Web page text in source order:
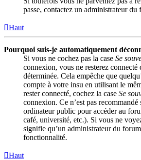
passe, contactez un administrateur du
Haut
Pourquoi suis-je automatiquement
Si vous ne cochez pas la case Se
connexion, vous ne resterez connecté
déterminée. Cela empêche que
compte à votre insu en utilisant le
rester connecté, cochez la case Se
connexion. Ce n’est pas
ordinateur public pour accéder au
café, université, etc.). Si vous ne
signifie qu’un administrateur du
fonctionnalité.
Haut